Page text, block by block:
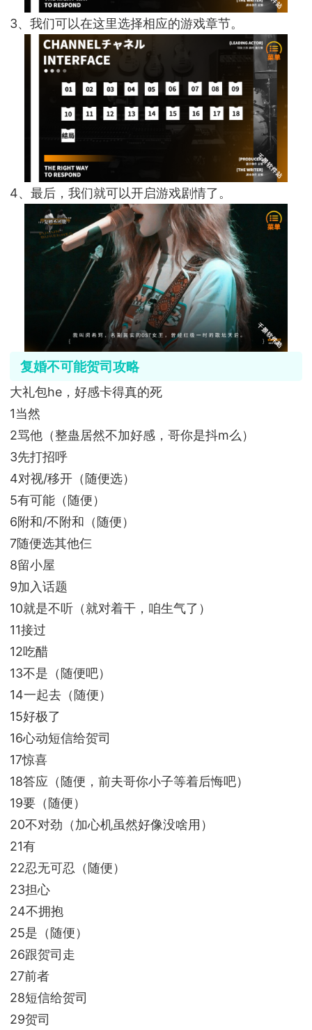
3、我们可以在这里选择相应的游戏章节。
4、最后，我们就可以开启游戏剧情了。
复婚不可能贺司攻略
大礼包he，好感卡得真的死
1当然
2骂他（整蛊居然不加好感，哥你是抖m么）
3先打招呼
4对视/移开（随便选）
5有可能（随便）
6附和/不附和（随便）
7随便选其他仨
8留小屋
9加入话题
10就是不听（就对着干，咱生气了）
11接过
12吃醋
13不是（随便吧）
14一起去（随便）
15好极了
16心动短信给贺司
17惊喜
18答应（随便，前夫哥你小子等着后悔吧）
19要（随便）
20不对劲（加心机虽然好像没啥用）
21有
22忍无可忍（随便）
23担心
24不拥抱
25是（随便）
26跟贺司走
27前者
28短信给贺司
29贺司